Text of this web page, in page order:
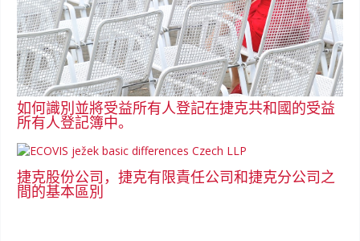
如何識別並將受益所有人登記在捷克共和國的受益
所有人登記簿中。
捷克股份公司，捷克有限責任公司和捷克分公司之
間的基本區別